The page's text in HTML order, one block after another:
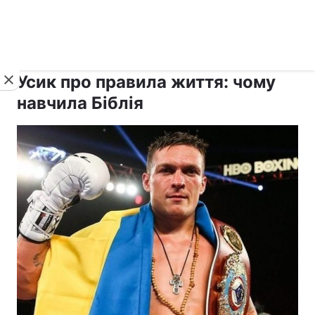
Усик про правила життя: чому
навчила Біблія